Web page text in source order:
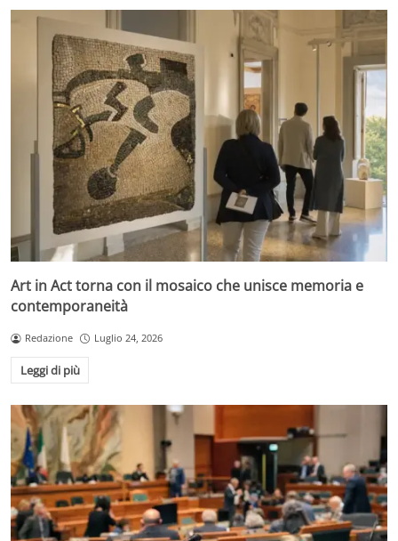
Art in Act torna con il mosaico che unisce memoria e
contemporaneità
Redazione Luglio 24, 2026
Leggi di più